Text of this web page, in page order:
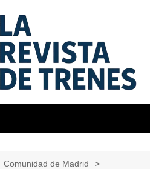
Comunidad de Madrid